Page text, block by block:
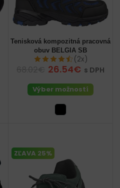
Tenisková kompozitná pracovná
obuv BELGIA SB
(2x)
26.54€ s DPH
Výber možností
ZĽAVA 25%